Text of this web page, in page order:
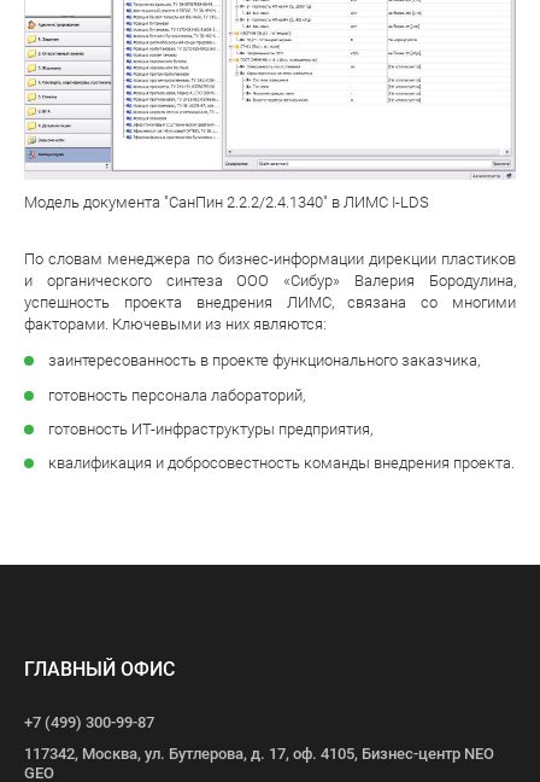
Модель документа "СанПин 2.2.2/2.4.1340" в ЛИМС I-LDS
По словам менеджера по бизнес-информации дирекции пластиков
и органического синтеза ООО «Сибур» Валерия Бородулина,
успешность проекта внедрения ЛИМС, связана со многими
факторами. Ключевыми из них являются:
заинтересованность в проекте функционального заказчика,
готовность персонала лабораторий,
готовность ИТ-инфраструктуры предприятия,
квалификация и добросовестность команды внедрения проекта.
ГЛАВНЫЙ ОФИС
+7 (499) 300-99-87
117342, Москва, ул. Бутлерова, д. 17, оф. 4105, Бизнес-центр NEO
GEO